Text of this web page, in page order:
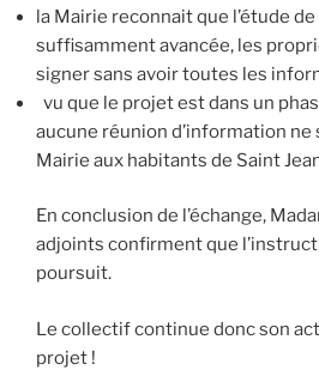
la Mairie reconnait que l’étude
suffisamment avancée, les
signer sans avoir toutes les
vu que le projet est dans un
aucune réunion d’information ne
Mairie aux habitants de Saint
En conclusion de l’échange,
adjoints confirment que
poursuit.
Le collectif continue donc son
projet !